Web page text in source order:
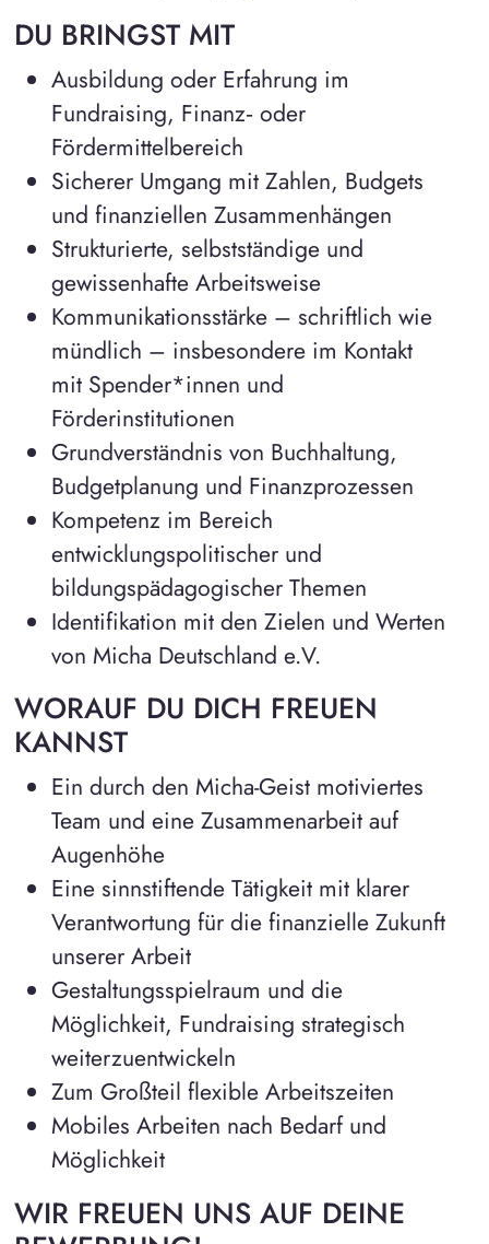
DU BRINGST MIT
Ausbildung oder Erfahrung im
Fundraising, Finanz‑ oder
Fördermittelbereich
Sicherer Umgang mit Zahlen, Budgets
und finanziellen Zusammenhängen
Strukturierte, selbstständige und
gewissenhafte Arbeitsweise
Kommunikationsstärke – schriftlich wie
mündlich – insbesondere im Kontakt
mit Spender*innen und
Förderinstitutionen
Grundverständnis von Buchhaltung,
Budgetplanung und Finanzprozessen
Kompetenz im Bereich
entwicklungspolitischer und
bildungspädagogischer Themen
Identifikation mit den Zielen und Werten
von Micha Deutschland e.V.
WORAUF DU DICH FREUEN
KANNST
Ein durch den Micha-Geist motiviertes
Team und eine Zusammenarbeit auf
Augenhöhe
Eine sinnstiftende Tätigkeit mit klarer
Verantwortung für die finanzielle Zukunft
unserer Arbeit
Gestaltungsspielraum und die
Möglichkeit, Fundraising strategisch
weiterzuentwickeln
Zum Großteil flexible Arbeitszeiten
Mobiles Arbeiten nach Bedarf und
Möglichkeit
WIR FREUEN UNS AUF DEINE